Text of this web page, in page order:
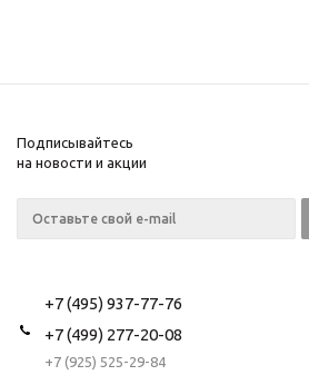
Подписывайтесь
на новости и акции
+7 (495) 937-77-76
+7 (499) 277-20-08
+7 (925) 525-29-84